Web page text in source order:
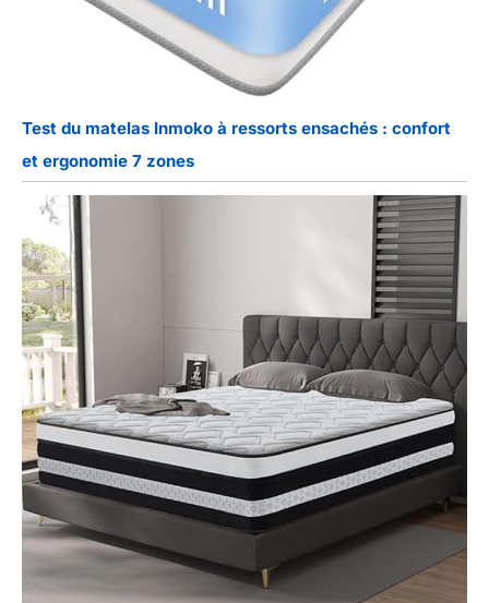
Test du matelas Inmoko à ressorts ensachés : confort
et ergonomie 7 zones